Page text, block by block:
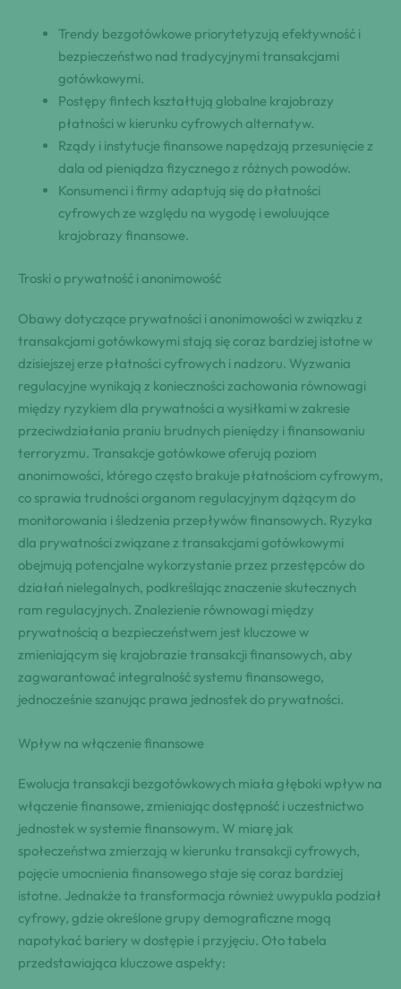
Trendy bezgotówkowe priorytetyzują efektywność i
bezpieczeństwo nad tradycyjnymi transakcjami
gotówkowymi.
Postępy fintech kształtują globalne krajobrazy
płatności w kierunku cyfrowych alternatyw.
Rządy i instytucje finansowe napędzają przesunięcie z
dala od pieniądza fizycznego z różnych powodów.
Konsumenci i firmy adaptują się do płatności
cyfrowych ze względu na wygodę i ewoluujące
krajobrazy finansowe.
Troski o prywatność i anonimowość
Obawy dotyczące prywatności i anonimowości w związku z
transakcjami gotówkowymi stają się coraz bardziej istotne w
dzisiejszej erze płatności cyfrowych i nadzoru. Wyzwania
regulacyjne wynikają z konieczności zachowania równowagi
między ryzykiem dla prywatności a wysiłkami w zakresie
przeciwdziałania praniu brudnych pieniędzy i finansowaniu
terroryzmu. Transakcje gotówkowe oferują poziom
anonimowości, którego często brakuje płatnościom cyfrowym,
co sprawia trudności organom regulacyjnym dążącym do
monitorowania i śledzenia przepływów finansowych. Ryzyka
dla prywatności związane z transakcjami gotówkowymi
obejmują potencjalne wykorzystanie przez przestępców do
działań nielegalnych, podkreślając znaczenie skutecznych
ram regulacyjnych. Znalezienie równowagi między
prywatnością a bezpieczeństwem jest kluczowe w
zmieniającym się krajobrazie transakcji finansowych, aby
zagwarantować integralność systemu finansowego,
jednocześnie szanując prawa jednostek do prywatności.
Wpływ na włączenie finansowe
Ewolucja transakcji bezgotówkowych miała głęboki wpływ na
włączenie finansowe, zmieniając dostępność i uczestnictwo
jednostek w systemie finansowym. W miarę jak
społeczeństwa zmierzają w kierunku transakcji cyfrowych,
pojęcie umocnienia finansowego staje się coraz bardziej
istotne. Jednakże ta transformacja również uwypukla podział
cyfrowy, gdzie określone grupy demograficzne mogą
napotykać bariery w dostępie i przyjęciu. Oto tabela
przedstawiająca kluczowe aspekty: